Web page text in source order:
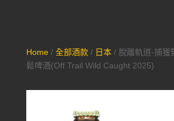
Home/ 全部酒款/ 日本/ 脫離軌道-捕獲
鬆啤酒(Off Trail Wild Caught 2025)